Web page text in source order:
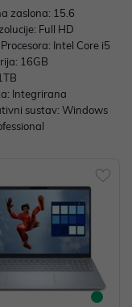
zaslona: 15.6
Full HD
Intel Core i5
16GB
Integrirana
sustav: Windows